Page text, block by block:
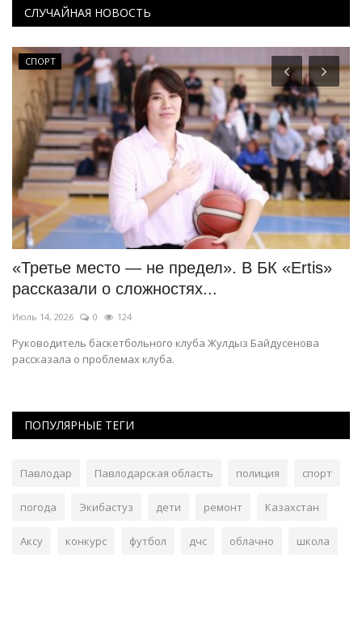
СЛУЧАЙНАЯ НОВОСТЬ
СПОРТ
«Третье место — не предел». В БК «Ertis»
рассказали о сложностях...
Июль 14, 2026 0 124
Руководитель баскетбольного клуба Жулдыз Байдусенова
рассказала о проблемах клуба.
ПОПУЛЯРНЫЕ ТЕГИ
Павлодар Павлодарская область полиция спорт
погода Экибастуз дети ремонт Казахстан
Аксу конкурс футбол дчс облачно школа